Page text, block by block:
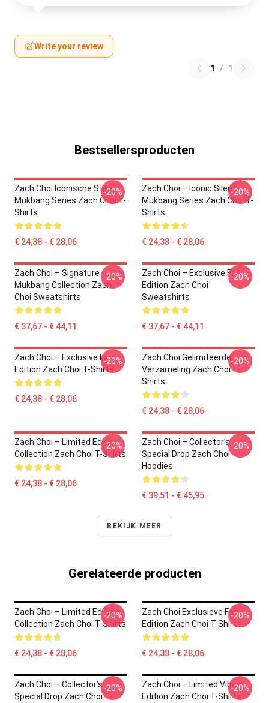
Write your review
1 / 1
Bestsellersproducten
Zach Choi Iconische Stille
Mukbang Series Zach Choi T-
Shirts
€ 24,38 - € 28,06
-20%
Zach Choi – Iconic Silent
Mukbang Series Zach Choi T-
Shirts
€ 24,38 - € 28,06
-20%
Zach Choi – Signature
Mukbang Collection Zach
Choi Sweatshirts
€ 37,67 - € 44,11
-20%
Zach Choi – Exclusive Fan
Edition Zach Choi
Sweatshirts
€ 37,67 - € 44,11
-20%
Zach Choi – Exclusive Fan
Edition Zach Choi T-Shirts
€ 24,38 - € 28,06
-20%
Zach Choi Gelimiteerde
Verzameling Zach Choi T-
Shirts
€ 24,38 - € 28,06
-20%
Zach Choi – Limited Edition
Collection Zach Choi T-Shirts
€ 24,38 - € 28,06
-20%
Zach Choi – Collector’s
Special Drop Zach Choi
Hoodies
€ 39,51 - € 45,95
-20%
BEKIJK MEER
Gerelateerde producten
Zach Choi – Limited Edition
Collection Zach Choi T-Shirts
€ 24,38 - € 28,06
-20%
Zach Choi Exclusieve Fan
Edition Zach Choi T-Shirts
€ 24,38 - € 28,06
-20%
Zach Choi – Collector’s
Special Drop Zach Choi T-
-20%
Zach Choi – Limited Vibes
Edition Zach Choi T-Shirts
-20%